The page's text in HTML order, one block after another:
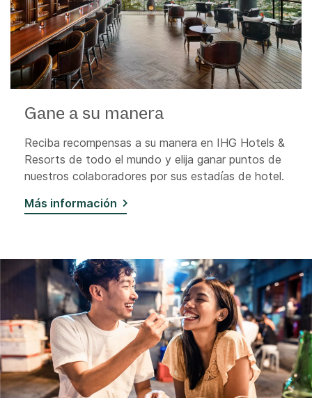
Gane a su manera
Reciba recompensas a su manera en IHG Hotels &
Resorts de todo el mundo y elija ganar puntos de
nuestros colaboradores por sus estadías de hotel.
Más información